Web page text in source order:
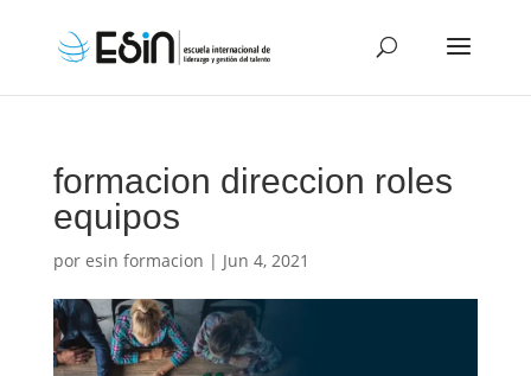
formacion direccion roles
equipos
por esin formacion | Jun 4, 2021